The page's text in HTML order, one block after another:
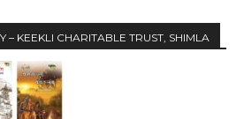
– KEEKLI CHARITABLE TRUST, SHIMLA